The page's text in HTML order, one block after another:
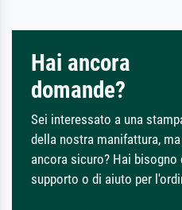
Hai ancora
domande?
Sei interessato a una
della nostra manifattura,
ancora sicuro? Hai
supporto o di aiuto per